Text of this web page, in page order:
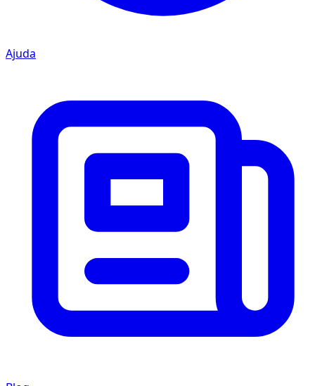
Ajuda